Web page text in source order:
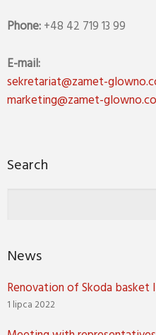
Phone:+48 42 719 13 99
E-mail:
sekretariat@zamet-
marketing@zamet-
Search
News
Renovation of Skoda basket
1 lipca 2022